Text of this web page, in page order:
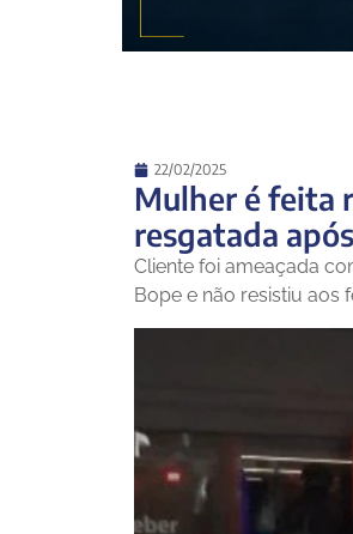
22/02/2025
Mulher é feita
resgatada
Cliente foi ameaçada
Bope e não resistiu aos